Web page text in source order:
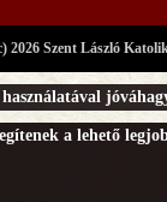
2026 Szent László
a lehető